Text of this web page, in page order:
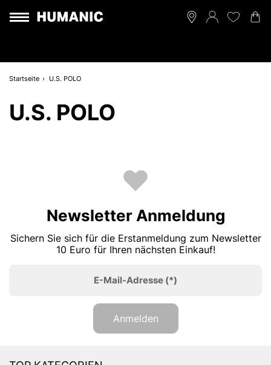
Startseite U.S. POLO
U.S. POLO
Newsletter Anmeldung
Sichern Sie sich für die Erstanmeldung zum Newsletter
10 Euro für Ihren nächsten Einkauf!
E-Mail-Adresse (*)
Anmelden